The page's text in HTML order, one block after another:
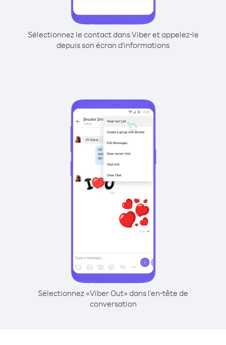
Sélectionnez le contact dans Viber et appelez-le
depuis son écran d'informations
Sélectionnez «Viber Out» dans l'en-tête de
conversation